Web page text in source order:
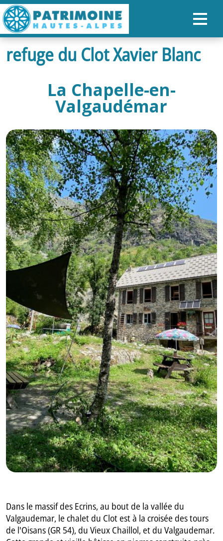
ACCUEIL
NOS PARCOURS
RANDONNÉES
ORGANISER SON SÉJOUR
RECHERCHER
FR
GB
IT
refuge du Clot Xavier Blanc
La Chapelle-en-
Valgaudémar
Dans le massif des Ecrins, au bout de la vallée du
Valgaudemar, le chalet du Clot est à la croisée des tours
de l'Oisans (GR 54), du Vieux Chaillol, et du Valgaudemar.